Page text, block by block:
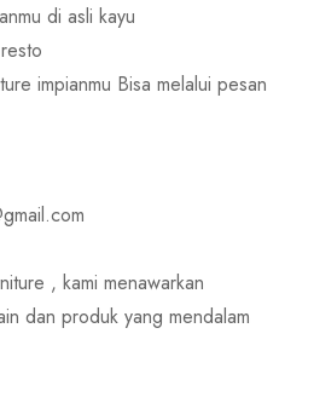
di asli kayu
impianmu Bisa melalui pesan
, kami menawarkan
dan produk yang mendalam